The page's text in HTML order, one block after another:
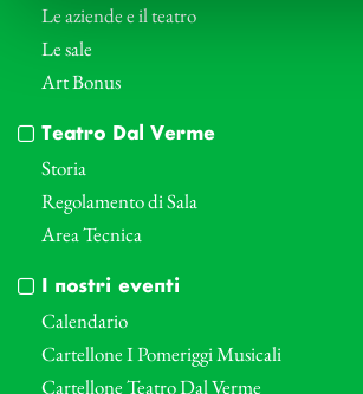
Le aziende e il teatro
Le sale
Art Bonus
Teatro Dal Verme
Storia
Regolamento di Sala
Area Tecnica
I nostri eventi
Calendario
Cartellone I Pomeriggi Musicali
Cartellone Teatro Dal Verme